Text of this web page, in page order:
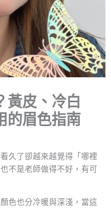
黃皮、冷白
的眉色指南
久了卻越來越覺得「哪裡
不是老師做得不好，有可
色也分冷暖與深淺，當這